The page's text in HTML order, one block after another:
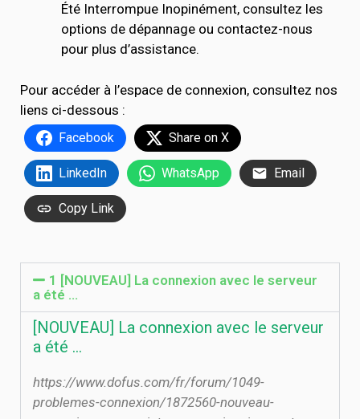
Été Interrompue Inopinément, consultez les
options de dépannage ou contactez-nous
pour plus d’assistance.
Pour accéder à l’espace de connexion, consultez nos
liens ci-dessous :
Facebook Share on X
LinkedIn WhatsApp Email
Copy Link
1 [NOUVEAU] La connexion avec le serveur
a été …
[NOUVEAU] La connexion avec le serveur
a été …
https://www.dofus.com/fr/forum/1049-
problemes-connexion/1872560-nouveau-